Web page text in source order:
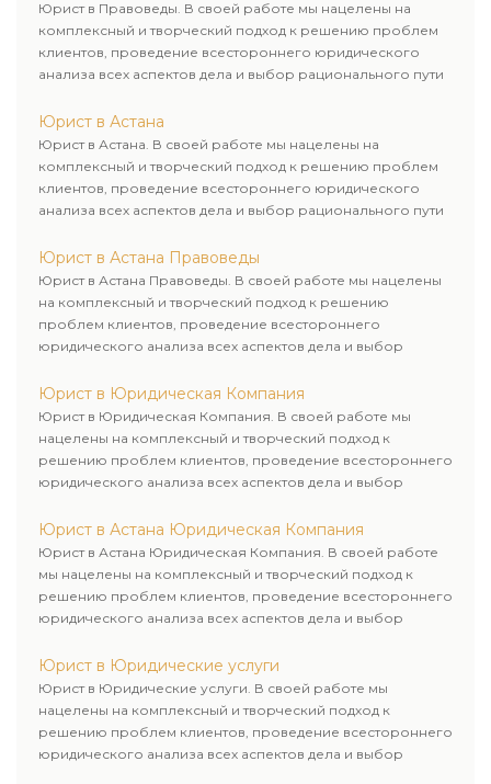
Юрист в Правоведы. В своей работе мы нацелены на
комплексный и творческий подход к решению проблем
клиентов, проведение всестороннего юридического
анализа всех аспектов дела и выбор рационального пути
Юрист в Астана
Юрист в Астана. В своей работе мы нацелены на
комплексный и творческий подход к решению проблем
клиентов, проведение всестороннего юридического
анализа всех аспектов дела и выбор рационального пути
Юрист в Астана Правоведы
Юрист в Астана Правоведы. В своей работе мы нацелены
на комплексный и творческий подход к решению
проблем клиентов, проведение всестороннего
юридического анализа всех аспектов дела и выбор
Юрист в Юридическая Компания
Юрист в Юридическая Компания. В своей работе мы
нацелены на комплексный и творческий подход к
решению проблем клиентов, проведение всестороннего
юридического анализа всех аспектов дела и выбор
Юрист в Астана Юридическая Компания
Юрист в Астана Юридическая Компания. В своей работе
мы нацелены на комплексный и творческий подход к
решению проблем клиентов, проведение всестороннего
юридического анализа всех аспектов дела и выбор
Юрист в Юридические услуги
Юрист в Юридические услуги. В своей работе мы
нацелены на комплексный и творческий подход к
решению проблем клиентов, проведение всестороннего
юридического анализа всех аспектов дела и выбор